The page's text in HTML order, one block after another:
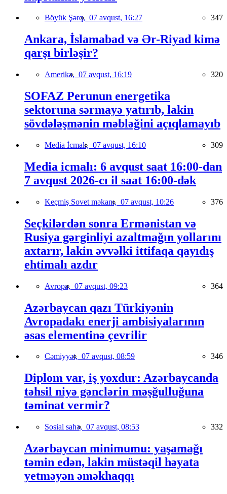
Böyük Şərq, 07 avqust, 16:27 347
Ankara, İslamabad və Ər-Riyad kimə
qarşı birləşir?
Amerika, 07 avqust, 16:19 320
SOFAZ Perunun energetika
sektoruna sərmayə yatırıb, lakin
sövdələşmənin məbləğini açıqlamayıb
Media İcmalı, 07 avqust, 16:10 309
Media icmalı: 6 avqust saat 16:00-dan
7 avqust 2026-cı il saat 16:00-dək
Keçmiş Sovet məkanı, 07 avqust, 10:26 376
Seçkilərdən sonra Ermənistan və
Rusiya gərginliyi azaltmağın yollarını
axtarır, lakin əvvəlki ittifaqa qayıdış
ehtimalı azdır
Avropa, 07 avqust, 09:23 364
Azərbaycan qazı Türkiyənin
Avropadakı enerji ambisiyalarının
əsas elementinə çevrilir
Cəmiyyət, 07 avqust, 08:59 346
Diplom var, iş yoxdur: Azərbaycanda
təhsil niyə gənclərin məşğulluğuna
təminat vermir?
Sosial sahə, 07 avqust, 08:53 332
Azərbaycan minimumu: yaşamağı
təmin edən, lakin müstəqil həyata
yetməyən əməkhaqqı